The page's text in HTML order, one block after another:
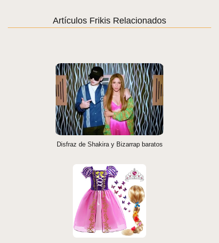
Artículos Frikis Relacionados
Disfraz de Shakira y Bizarrap baratos